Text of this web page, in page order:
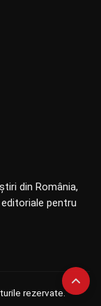
din România,
pentru
rezervate.